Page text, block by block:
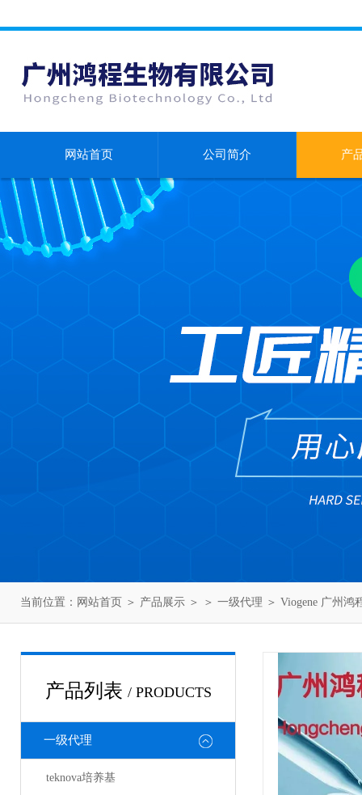
网站首页 公司简介 产
当前位置： 网站首页 ＞ 产品展示 ＞ ＞ 一级代理 ＞ Viogene 广州鸿
产品列表 / PRODUCTS
一级代理
teknova培养基